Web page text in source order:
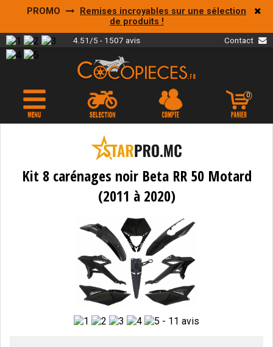
PROMO
Remises incroyables sur une sélection
de produits !
4.51/5 - 1507 avis Contact
0
Kit 8 carénages noir Beta RR 50 Motard
(2011 à 2020)
- 11 avis